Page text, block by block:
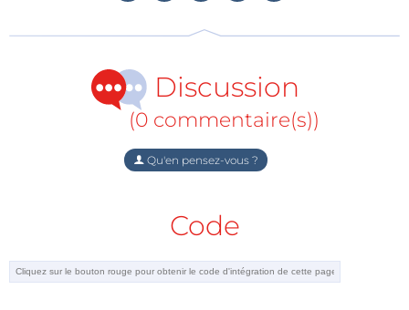
Discussion
(0 commentaire(s))
Qu'en pensez-vous ?
Code